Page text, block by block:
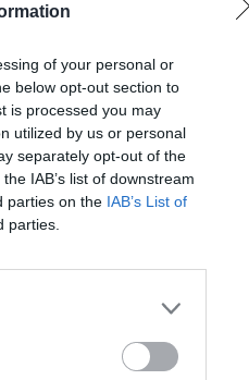
of your personal or
below opt-out section to
is processed you may
utilized by us or personal
separately opt-out of the
IAB’s list of downstream
parties on the IAB’s List of
parties.